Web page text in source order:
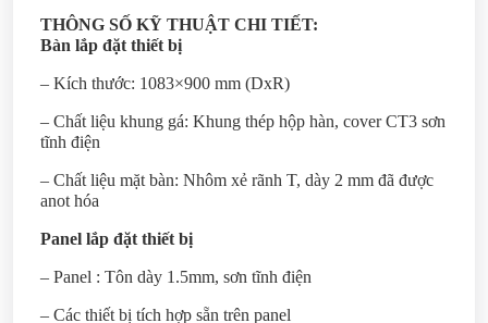
THÔNG SỐ KỸ THUẬT CHI TIẾT:
Bàn lắp đặt thiết bị
– Kích thước: 1083×900 mm (DxR)
– Chất liệu khung gá: Khung thép hộp hàn, cover CT3 sơn
tĩnh điện
– Chất liệu mặt bàn: Nhôm xẻ rãnh T, dày 2 mm đã được
anot hóa
Panel lắp đặt thiết bị
– Panel : Tôn dày 1.5mm, sơn tĩnh điện
– Các thiết bị tích hợp sẵn trên panel